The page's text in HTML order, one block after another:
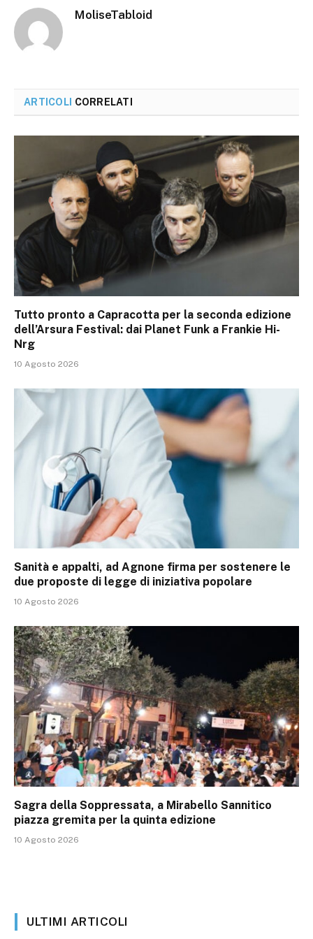
MoliseTabloid
ARTICOLI CORRELATI
Tutto pronto a Capracotta per la seconda edizione
dell’Arsura Festival: dai Planet Funk a Frankie Hi-
Nrg
10 Agosto 2026
Sanità e appalti, ad Agnone firma per sostenere le
due proposte di legge di iniziativa popolare
10 Agosto 2026
Sagra della Soppressata, a Mirabello Sannitico
piazza gremita per la quinta edizione
10 Agosto 2026
ULTIMI ARTICOLI